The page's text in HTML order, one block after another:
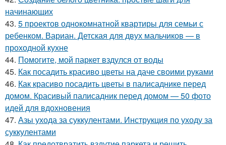
начинающих
43. 5 проектов однокомнатной квартиры для семьи с
ребенком. Вариан. Детская для двух мальчиков — в
проходной кухне
44. Помогите, мой паркет вздулся от воды
45. Как посадить красиво цветы на даче своими руками
46. Как красиво посадить цветы в палисаднике перед
домом. Красивый палисадник перед домом — 50 фото
идей для вдохновения
47. Азы ухода за суккулентами. Инструкция по уходу за
суккулентами